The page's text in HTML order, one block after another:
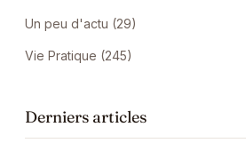
Un peu d'actu (29)
Vie Pratique (245)
Derniers articles